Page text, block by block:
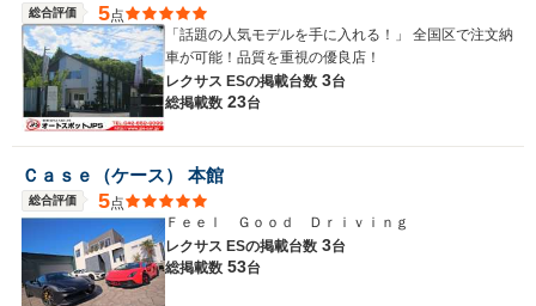
総合評価 5点
「話題の人気モデルを手に入れる！」 全国区で注文納
車が可能！品質を重視の優良店！
レクサス ESの掲載台数 3台
総掲載数 23台
Ｃａｓｅ（ケース） 本館
総合評価 5点
Ｆｅｅｌ Ｇｏｏｄ Ｄｒｉｖｉｎｇ
レクサス ESの掲載台数 3台
総掲載数 53台